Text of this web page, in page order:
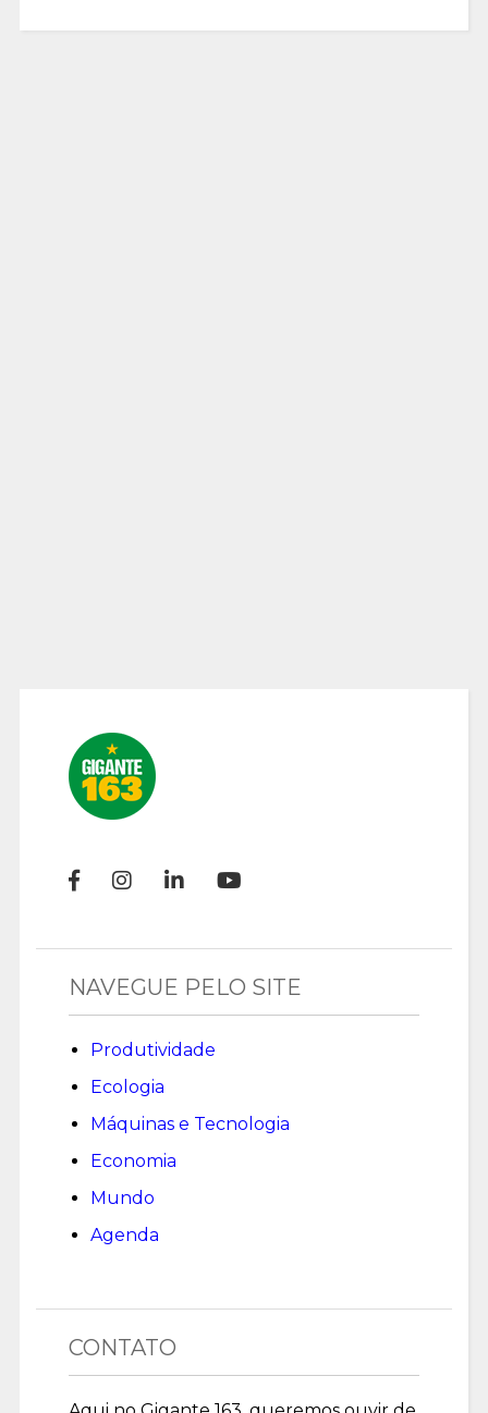
NAVEGUE PELO SITE
Produtividade
Ecologia
Máquinas e Tecnologia
Economia
Mundo
Agenda
CONTATO